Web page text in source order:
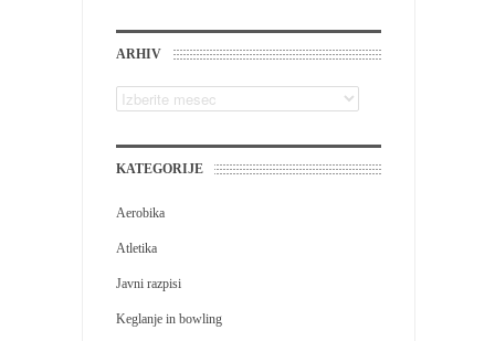
ARHIV
KATEGORIJE
Aerobika
Atletika
Javni razpisi
Keglanje in bowling